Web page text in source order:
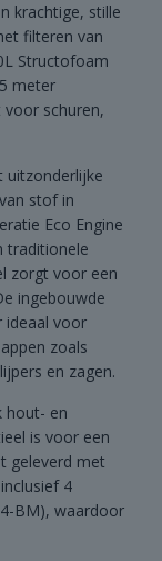
krachtige, stille
filteren van
Structofoam
meter
schuren,
uitzonderlijke
stof in
Eco Engine
traditionele
zorgt voor een
ingebouwde
ideaal voor
zoals
en zagen.
hout- en
is voor een
geleverd met
4
BM), waardoor